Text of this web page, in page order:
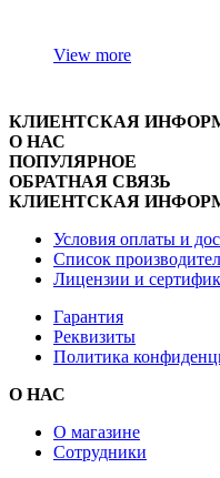
View more
КЛИЕНТСКАЯ
О НАС
ПОПУЛЯРНОЕ
ОБРАТНАЯ СВЯЗЬ
КЛИЕНТСКАЯ
Условия оплаты и
Список
Лицензии и
Гарантия
Реквизиты
Политика
О НАС
О магазине
Сотрудники